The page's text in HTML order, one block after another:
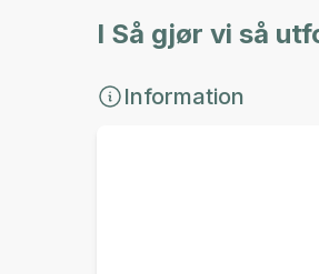
I Så gjør vi så
Information